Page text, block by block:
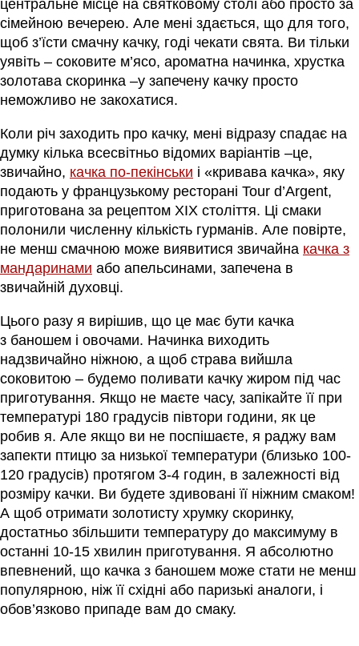
центральне місце на святковому столі або просто за
сімейною вечерею. Але мені здається, що для того,
щоб з’їсти смачну качку, годі чекати свята. Ви тільки
уявіть – соковите м’ясо, ароматна начинка, хрустка
золотава скоринка –у запечену качку просто
неможливо не закохатися.
Коли річ заходить про качку, мені відразу спадає на
думку кілька всесвітньо відомих варіантів –це,
звичайно, качка по-пекінськи і «кривава качка», яку
подають у французькому ресторані Tour d’Argent,
приготована за рецептом XIX століття. Ці смаки
полонили численну кількість гурманів. Але повірте,
не менш смачною може виявитися звичайна качка з
мандаринами або апельсинами, запечена в
звичайній духовці.
Цього разу я вирішив, що це має бути качка
з баношем і овочами. Начинка виходить
надзвичайно ніжною, а щоб страва вийшла
соковитою – будемо поливати качку жиром під час
приготування. Якщо не маєте часу, запікайте її при
температурі 180 градусів півтори години, як це
робив я. Але якщо ви не поспішаєте, я раджу вам
запекти птицю за низької температури (близько 100-
120 градусів) протягом 3-4 годин, в залежності від
розміру качки. Ви будете здивовані її ніжним смаком!
А щоб отримати золотисту хрумку скоринку,
достатньо збільшити температуру до максимуму в
останні 10-15 хвилин приготування. Я абсолютно
впевнений, що качка з баношем може стати не менш
популярною, ніж її східні або паризькі аналоги, і
обов’язково припаде вам до смаку.